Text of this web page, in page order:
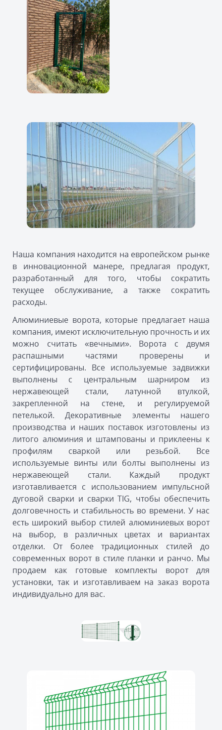
Наша компания находится на европейском рынке
в инновационной манере, предлагая продукт,
разработанный для того, чтобы сократить
текущее обслуживание, а также сократить
расходы.
Алюминиевые ворота, которые предлагает наша
компания, имеют исключительную прочность и их
можно считать «вечными». Ворота с двумя
распашными частями проверены и
сертифицированы. Все используемые задвижки
выполнены с центральным шарниром из
нержавеющей стали, латунной втулкой,
закрепленной на стене, и регулируемой
петелькой. Декоративные элементы нашего
производства и наших поставок изготовлены из
литого алюминия и штампованы и приклеены к
профилям сваркой или резьбой. Все
используемые винты или болты выполнены из
нержавеющей стали. Каждый продукт
изготавливается с использованием импульсной
дуговой сварки и сварки TIG, чтобы обеспечить
долговечность и стабильность во времени. У нас
есть широкий выбор стилей алюминиевых ворот
на выбор, в различных цветах и вариантах
отделки. От более традиционных стилей до
современных ворот в стиле планки и ранчо. Мы
продаем как готовые комплекты ворот для
установки, так и изготавливаем на заказ ворота
индивидуально для вас.